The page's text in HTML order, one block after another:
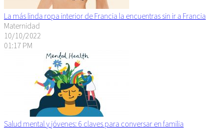
La más linda ropa interior de Francia la encuentras sin ir a Francia
Maternidad
10/10/2022
01:17 PM
Salud mental y jóvenes: 6 claves para conversar en familia